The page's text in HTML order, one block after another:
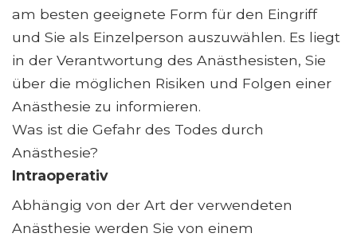
am besten geeignete Form für den Eingriff
und Sie als Einzelperson auszuwählen. Es liegt
in der Verantwortung des Anästhesisten, Sie
über die möglichen Risiken und Folgen einer
Anästhesie zu informieren.
Was ist die Gefahr des Todes durch
Anästhesie?
Intraoperativ
Abhängig von der Art der verwendeten
Anästhesie werden Sie von einem